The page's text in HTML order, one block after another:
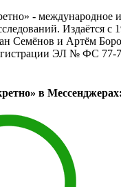
- международное
Издаётся с
Семёнов и Артём
ЭЛ № ФС 77-
в Мессенджерах: